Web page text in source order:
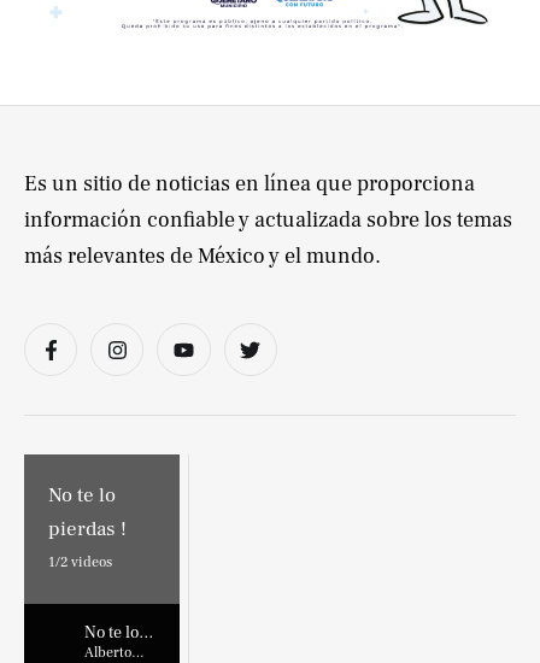
No te lo
pierdas !
1/2 videos
No te lo
pierdas !
Alberto
Es un sitio de noticias en línea que proporciona
información confiable y actualizada sobre los temas
más relevantes de México y el mundo.